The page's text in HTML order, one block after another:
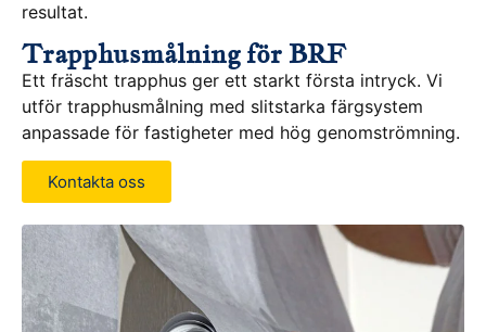
resultat.
Trapphusmålning för BRF
Ett fräscht trapphus ger ett starkt första intryck. Vi
utför trapphusmålning med slitstarka färgsystem
anpassade för fastigheter med hög genomströmning.
Kontakta oss